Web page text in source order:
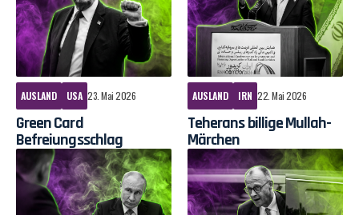
AUSLAND USA 23. Mai 2026
Green Card
Befreiungsschlag
AUSLAND IRN 22. Mai 2026
Teherans billige Mullah-
Märchen